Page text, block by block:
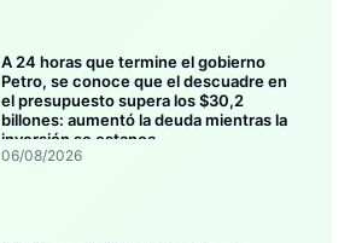
A 24 horas que termine el gobierno
Petro, se conoce que el descuadre en
el presupuesto supera los $30,2
billones: aumentó la deuda mientras la
inversión se estanca
06/08/2026